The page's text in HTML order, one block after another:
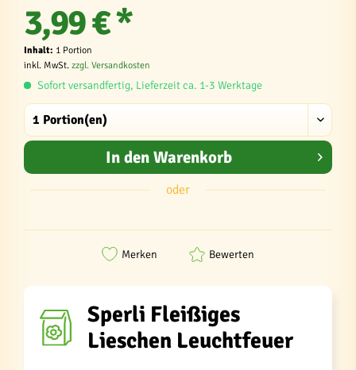
3,99 € *
Inhalt: 1 Portion
inkl. MwSt. zzgl. Versandkosten
Sofort versandfertig, Lieferzeit ca. 1-3 Werktage
In den Warenkorb
oder
Merken Bewerten
Sperli Fleißiges
Lieschen Leuchtfeuer